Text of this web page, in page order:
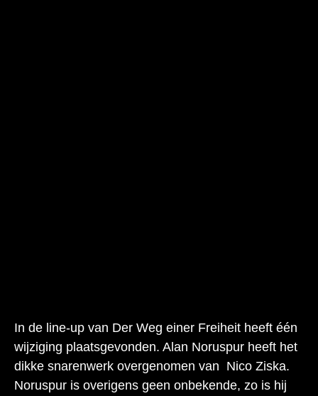
In de line-up van Der Weg einer Freiheit heeft één
wijziging plaatsgevonden. Alan Noruspur heeft het
dikke snarenwerk overgenomen van Nico Ziska.
Noruspur is overigens geen onbekende, zo is hij